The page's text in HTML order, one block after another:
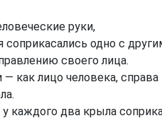
руки,
одно с
своего лица.
как лицо человека, справа
каждого два крыла